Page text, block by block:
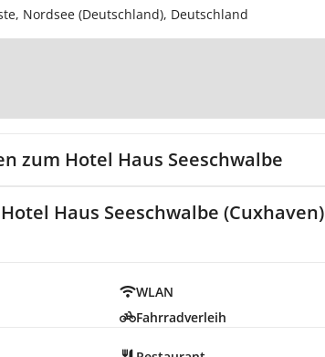
Nordsee (Deutschland), Deutschland
zum Hotel Haus Seeschwalbe
Haus Seeschwalbe (Cuxhaven)
WLAN
Fahrradverleih